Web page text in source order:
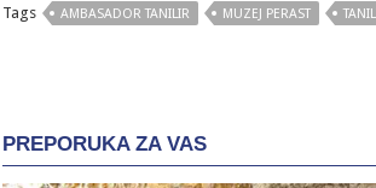
Tags AMBASADOR TANILIR MUZEJ PERAST